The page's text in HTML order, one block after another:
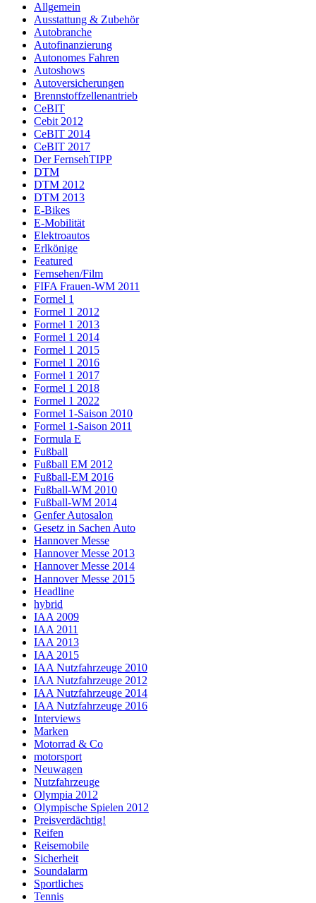
Allgemein
Ausstattung & Zubehör
Autobranche
Autofinanzierung
Autonomes Fahren
Autoshows
Autoversicherungen
Brennstoffzellenantrieb
CeBIT
Cebit 2012
CeBIT 2014
CeBIT 2017
Der FernsehTIPP
DTM
DTM 2012
DTM 2013
E-Bikes
E-Mobilität
Elektroautos
Erlkönige
Featured
Fernsehen/Film
FIFA Frauen-WM 2011
Formel 1
Formel 1 2012
Formel 1 2013
Formel 1 2014
Formel 1 2015
Formel 1 2016
Formel 1 2017
Formel 1 2018
Formel 1 2022
Formel 1-Saison 2010
Formel 1-Saison 2011
Formula E
Fußball
Fußball EM 2012
Fußball-EM 2016
Fußball-WM 2010
Fußball-WM 2014
Genfer Autosalon
Gesetz in Sachen Auto
Hannover Messe
Hannover Messe 2013
Hannover Messe 2014
Hannover Messe 2015
Headline
hybrid
IAA 2009
IAA 2011
IAA 2013
IAA 2015
IAA Nutzfahrzeuge 2010
IAA Nutzfahrzeuge 2012
IAA Nutzfahrzeuge 2014
IAA Nutzfahrzeuge 2016
Interviews
Marken
Motorrad & Co
motorsport
Neuwagen
Nutzfahrzeuge
Olympia 2012
Olympische Spielen 2012
Preisverdächtig!
Reifen
Reisemobile
Sicherheit
Soundalarm
Sportliches
Tennis